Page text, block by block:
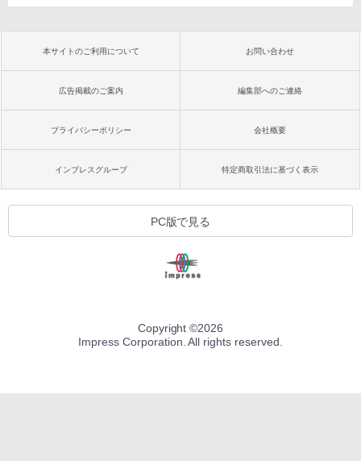
本サイトのご利用について お問い合わせ
広告掲載のご案内 編集部へのご連絡
プライバシーポリシー 会社概要
インプレスグループ 特定商取引法に基づく表示
PC版で見る
Copyright ©2026
Impress Corporation. All rights reserved.